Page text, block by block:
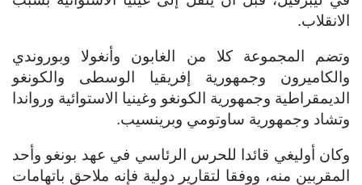
الانقلاب.
وتضم المجموعة كلا من الغابون وأنغولا وبوروندي
والكاميرون وجمهورية إفريقيا الوسطى والكونغو
الديمقراطية وجمهورية الكونغو وغينيا الاستوائية ورواندا
وتشاد وجمهورية ساوتومي وبرينسيب.
وكان أوليغي قائدا للحرس الرئاسي في عهد بونغو وأحد
المقربين منه، ووفقا لتقارير دولية فإنه ملاحق باتهامات